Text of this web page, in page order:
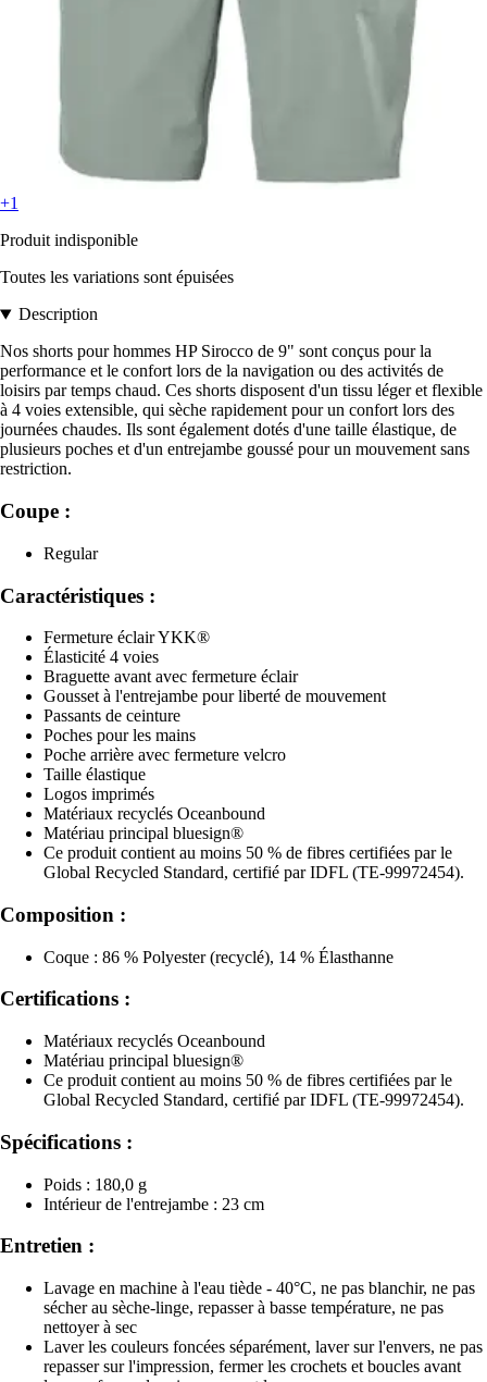
+1
Produit indisponible
Toutes les variations sont épuisées
Description
Nos shorts pour hommes HP Sirocco de 9" sont conçus pour la
performance et le confort lors de la navigation ou des activités de
loisirs par temps chaud. Ces shorts disposent d'un tissu léger et flexible
à 4 voies extensible, qui sèche rapidement pour un confort lors des
journées chaudes. Ils sont également dotés d'une taille élastique, de
plusieurs poches et d'un entrejambe goussé pour un mouvement sans
restriction.
Coupe :
Regular
Caractéristiques :
Fermeture éclair YKK®
Élasticité 4 voies
Braguette avant avec fermeture éclair
Gousset à l'entrejambe pour liberté de mouvement
Passants de ceinture
Poches pour les mains
Poche arrière avec fermeture velcro
Taille élastique
Logos imprimés
Matériaux recyclés Oceanbound
Matériau principal bluesign®
Ce produit contient au moins 50 % de fibres certifiées par le
Global Recycled Standard, certifié par IDFL (TE-99972454).
Composition :
Coque : 86 % Polyester (recyclé), 14 % Élasthanne
Certifications :
Matériaux recyclés Oceanbound
Matériau principal bluesign®
Ce produit contient au moins 50 % de fibres certifiées par le
Global Recycled Standard, certifié par IDFL (TE-99972454).
Spécifications :
Poids : 180,0 g
Intérieur de l'entrejambe : 23 cm
Entretien :
Lavage en machine à l'eau tiède - 40°C, ne pas blanchir, ne pas
sécher au sèche-linge, repasser à basse température, ne pas
nettoyer à sec
Laver les couleurs foncées séparément, laver sur l'envers, ne pas
repasser sur l'impression, fermer les crochets et boucles avant